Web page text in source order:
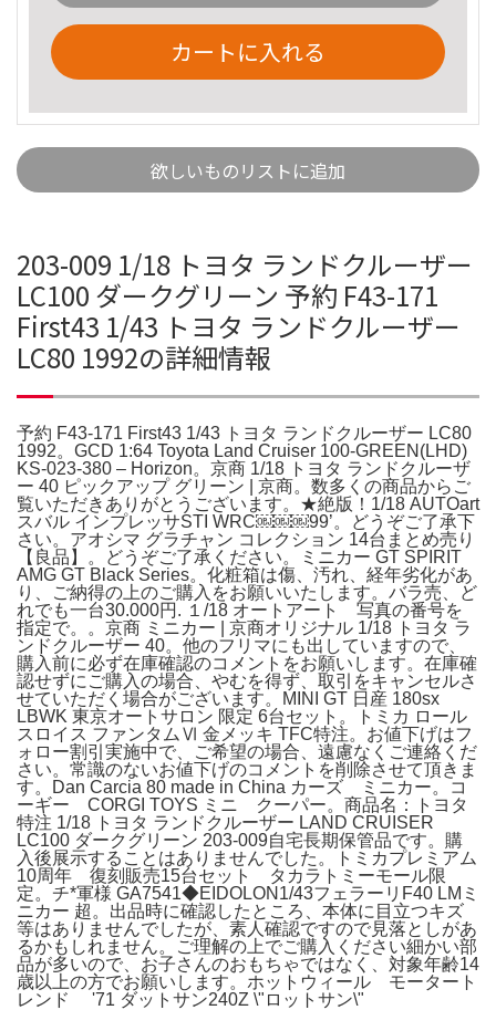
カートに入れる
欲しいものリストに追加
203-009 1/18 トヨタ ランドクルーザー
LC100 ダークグリーン 予約 F43-171
First43 1/43 トヨタ ランドクルーザー
LC80 1992の詳細情報
予約 F43-171 First43 1/43 トヨタ ランドクルーザー LC80
1992。GCD 1:64 Toyota Land Cruiser 100-GREEN(LHD)
KS-023-380 – Horizon。京商 1/18 トヨタ ランドクルーザ
ー 40 ピックアップ グリーン | 京商。数多くの商品からご
覧いただきありがとうございます。★絶版！1/18 AUTOart
スバル インプレッサSTI WRC￼￼￼99’。どうぞご了承下
さい。アオシマ グラチャン コレクション 14台まとめ売り
【良品】。どうぞご了承ください。ミニカー GT SPIRIT
AMG GT Black Series。化粧箱は傷、汚れ、経年劣化があ
り、ご納得の上のご購入をお願いいたします。バラ売、ど
れでも一台30.000円. １/18 オートアート 写真の番号を
指定で。。京商 ミニカー | 京商オリジナル 1/18 トヨタ ラ
ンドクルーザー 40。他のフリマにも出していますので、
購入前に必ず在庫確認のコメントをお願いします。在庫確
認せずにご購入の場合、やむを得ず、取引をキャンセルさ
せていただく場合がございます。MINI GT 日産 180sx
LBWK 東京オートサロン 限定 6台セット。トミカ ロール
スロイス ファンタムⅥ 金メッキ TFC特注。お値下げはフ
ォロー割引実施中で、ご希望の場合、遠慮なくご連絡くだ
さい。常識のないお値下げのコメントを削除させて頂きま
す。Dan Carcia 80 made in China カーズ ミニカー。コ
ーギー CORGI TOYS ミニ クーパー。商品名：トヨタ
特注 1/18 トヨタ ランドクルーザー LAND CRUISER
LC100 ダークグリーン 203-009自宅長期保管品です。購
入後展示することはありませんでした。トミカプレミアム
10周年 復刻販売15台セット タカラトミーモール限
定。チ*軍様 GA7541◆EIDOLON1/43フェラーリF40 LMミ
ニカー 超。出品時に確認したところ、本体に目立つキズ
等はありませんでしたが、素人確認ですので見落としがあ
るかもしれません。ご理解の上でご購入ください細かい部
品が多いので、お子さんのおもちゃではなく、対象年齢14
歳以上の方でお願いします。ホットウィール モータート
レンド '71 ダットサン240Z \"ロットサン\"